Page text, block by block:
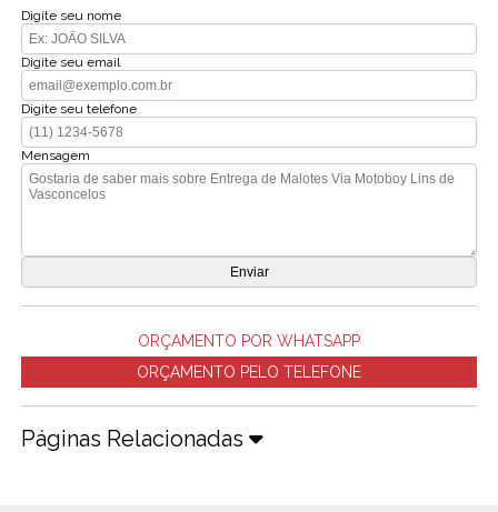
Digite seu nome
Digite seu email
Digite seu telefone
Mensagem
ORÇAMENTO POR WHATSAPP
ORÇAMENTO PELO TELEFONE
Páginas Relacionadas